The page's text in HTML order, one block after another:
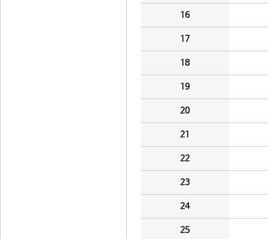
16
17
18
19
20
21
22
23
24
25